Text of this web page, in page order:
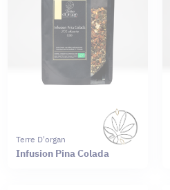
Terre D'organ
Infusion Pina Colada